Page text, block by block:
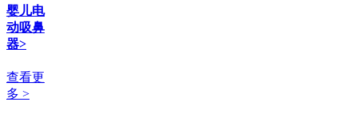
婴儿电
动吸鼻
器>
查看更
多 >